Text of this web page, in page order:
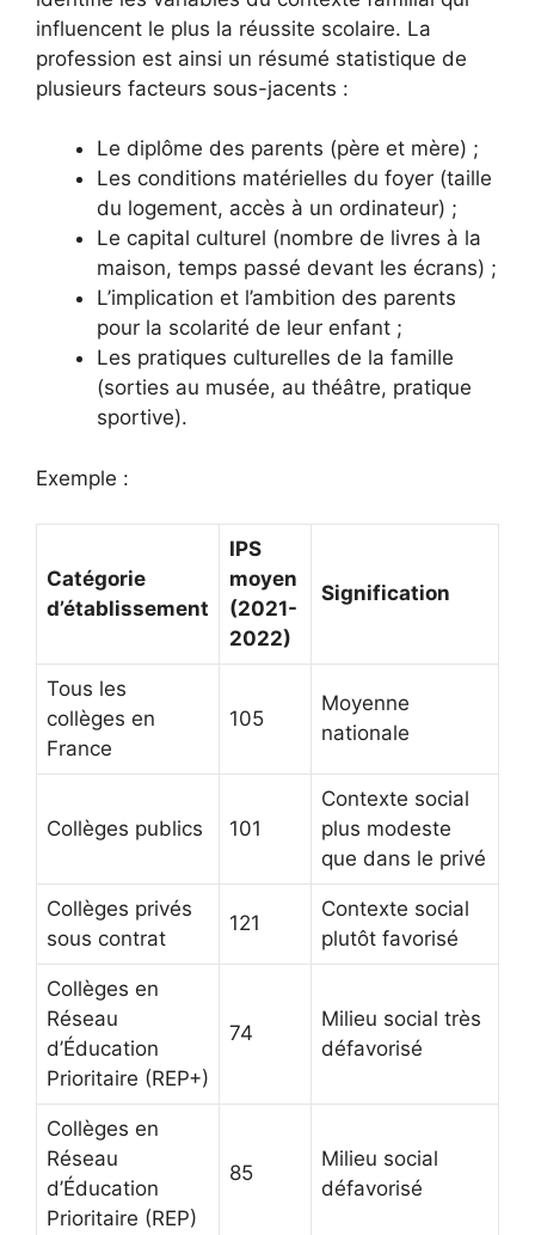
influencent le plus la réussite scolaire. La
profession est ainsi un résumé statistique de
plusieurs facteurs sous-jacents :
Le diplôme des parents (père et mère) ;
Les conditions matérielles du foyer (taille
du logement, accès à un ordinateur) ;
Le capital culturel (nombre de livres à la
maison, temps passé devant les écrans) ;
L’implication et l’ambition des parents
pour la scolarité de leur enfant ;
Les pratiques culturelles de la famille
(sorties au musée, au théâtre, pratique
sportive).
Exemple :
Catégorie
d’établissement
IPS
moyen
(2021-
2022)
Signification
Tous les
collèges en
France
105
Moyenne
nationale
Collèges publics 101
Contexte social
plus modeste
que dans le privé
Collèges privés
sous contrat
121
Contexte social
plutôt favorisé
Collèges en
Réseau
d’Éducation
Prioritaire (REP+)
74
Milieu social très
défavorisé
Collèges en
Réseau
d’Éducation
Prioritaire (REP)
85
Milieu social
défavorisé